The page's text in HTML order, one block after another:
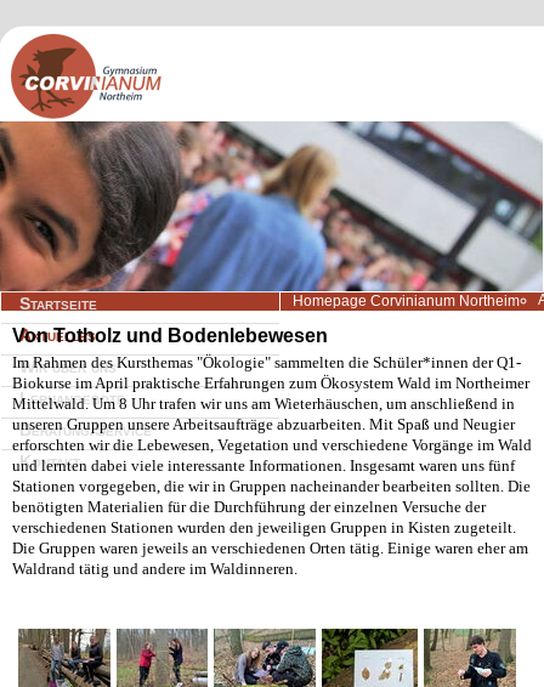
Navigation
überspringen
Startseite
Aktuelles
Wir über uns
Lernangebote
Beratung/Service
Kontakt
Homepage Corvinianum Northeim
Von Totholz und Bodenlebewesen
Im Rahmen des Kursthemas "Ökologie" sammelten die Schüler*innen der Q1-
Biokurse im April praktische Erfahrungen zum Ökosystem Wald im Northeimer
Mittelwald. Um 8 Uhr trafen wir uns am Wieterhäuschen, um anschließend in
unseren Gruppen unsere Arbeitsaufträge abzuarbeiten. Mit Spaß und Neugier
erforschten wir die Lebewesen, Vegetation und verschiedene Vorgänge im Wald
und lernten dabei viele interessante Informationen. Insgesamt waren uns fünf
Stationen vorgegeben, die wir in Gruppen nacheinander bearbeiten sollten. Die
benötigten Materialien für die Durchführung der einzelnen Versuche der
verschiedenen Stationen wurden den jeweiligen Gruppen in Kisten zugeteilt.
Die Gruppen waren jeweils an verschiedenen Orten tätig. Einige waren eher am
Waldrand tätig und andere im Waldinneren.